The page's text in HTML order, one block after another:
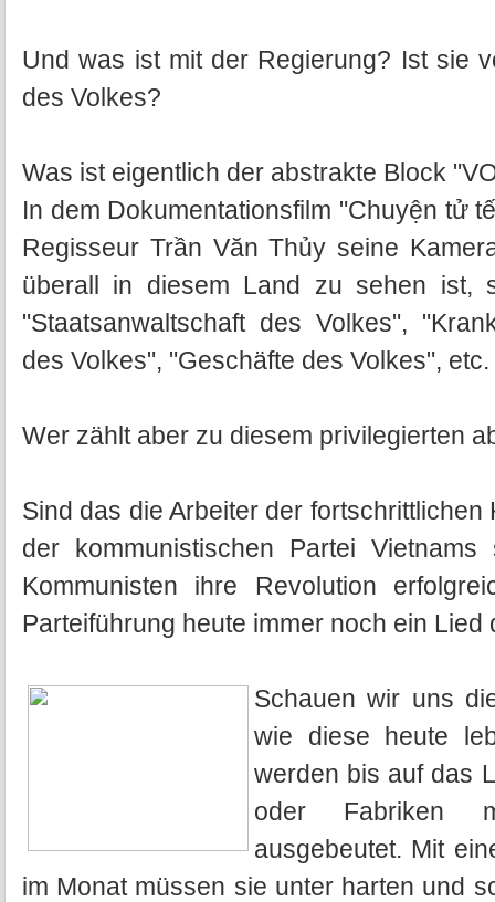
Und was ist mit der Regierung? Ist sie
des Volkes?
Was ist eigentlich der abstrakte Block
In dem Dokumentationsfilm "Chuyện tử
Regisseur Trần Văn Thủy seine
überall in diesem Land zu sehen ist,
"Staatsanwaltschaft des Volkes",
des Volkes", "Geschäfte des Volkes", etc.
Wer zählt aber zu diesem privilegierten
Sind das die Arbeiter der
der kommunistischen Partei
Kommunisten ihre Revolution
Parteiführung heute immer noch ein Lied
Schauen wir uns
wie diese heute
werden bis auf das
oder Fabriken
ausgebeutet. Mit
im Monat müssen sie unter harten und